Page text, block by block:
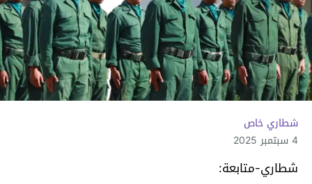
شطاري خاص
4 سبتمبر 2025
شطاري-متابعة: